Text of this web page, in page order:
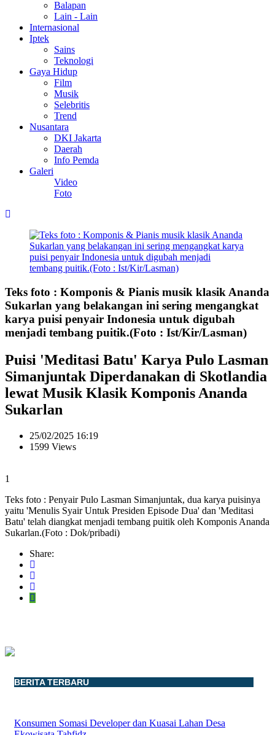
Balapan
Lain - Lain
Internasional
Iptek
Sains
Teknologi
Gaya Hidup
Film
Musik
Selebritis
Trend
Nusantara
DKI Jakarta
Daerah
Info Pemda
Galeri
Video
Foto
Teks foto : Komponis & Pianis musik klasik Ananda
Sukarlan yang belakangan ini sering mengangkat
karya puisi penyair Indonesia untuk digubah
menjadi tembang puitik.(Foto : Ist/Kir/Lasman)
Puisi 'Meditasi Batu' Karya Pulo Lasman
Simanjuntak Diperdanakan di Skotlandia
lewat Musik Klasik Komponis Ananda
Sukarlan
25/02/2025 16:19
1599 Views
1
Teks foto : Penyair Pulo Lasman Simanjuntak, dua karya puisinya
yaitu 'Menulis Syair Untuk Presiden Episode Dua' dan 'Meditasi
Batu' telah diangkat menjadi tembang puitik oleh Komponis Ananda
Sukarlan.(Foto : Dok/pribadi)
Share:
BERITA TERBARU
Konsumen Somasi Developer dan Kuasai Lahan Desa